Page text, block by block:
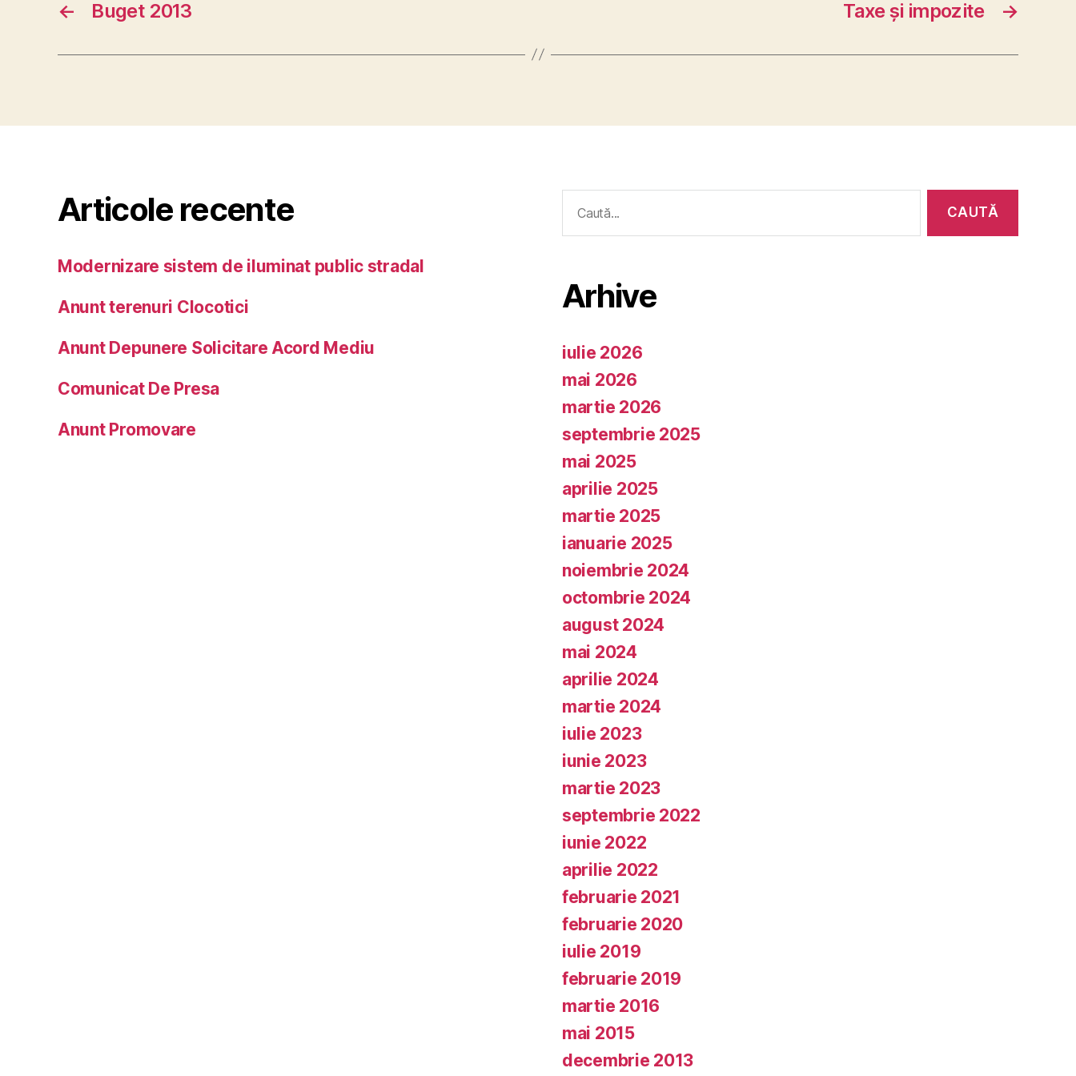
← Buget 2013 →
Taxe şi impozite
Articole recente
Modernizare sistem de iluminat public stradal
Anunt terenuri Clocotici
Anunt Depunere Solicitare Acord Mediu
Comunicat De Presa
Anunt Promovare
după:
Arhive
iulie 2026
mai 2026
martie 2026
septembrie 2025
mai 2025
aprilie 2025
martie 2025
ianuarie 2025
noiembrie 2024
octombrie 2024
august 2024
mai 2024
aprilie 2024
martie 2024
iulie 2023
iunie 2023
martie 2023
septembrie 2022
iunie 2022
aprilie 2022
februarie 2021
februarie 2020
iulie 2019
februarie 2019
martie 2016
mai 2015
decembrie 2013